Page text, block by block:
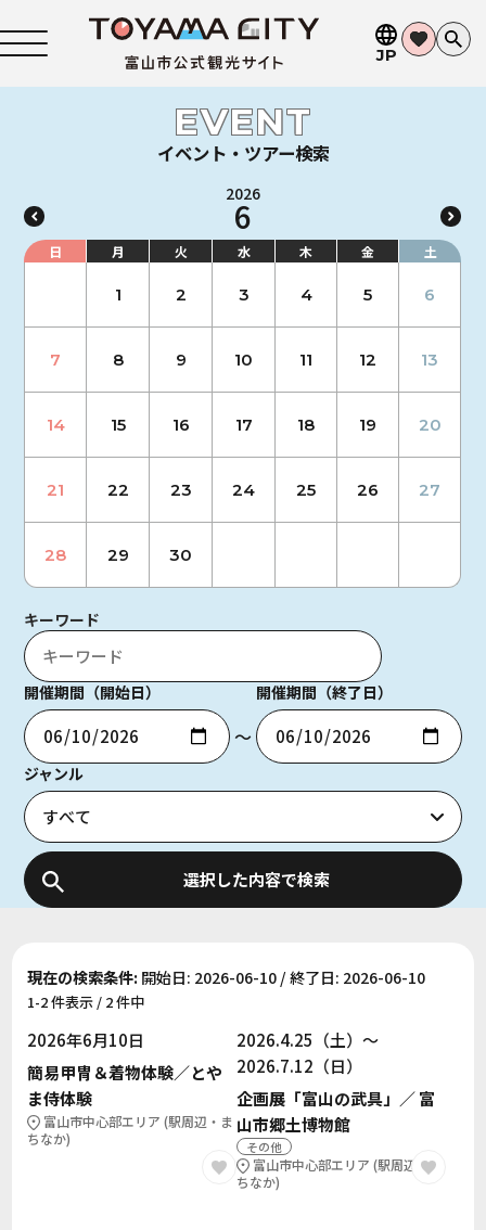
JP
イベント・ツアー検索
EVENT
2026
6
日 月 火 水 木 金 土
1 2 3 4 5 6
7 8 9 10 11 12 13
14 15 16 17 18 19 20
21 22 23 24 25 26 27
28 29 30
キーワード
開催期間（開始日）
〜
開催期間（終了日）
ジャンル
選択した内容で検索
現在の検索条件:開始日: 2026-06-10 / 終了日: 2026-06-10
1-2 件表示 / 2 件中
2026年6月10日
簡易甲冑＆着物体験／とや
ま侍体験
富山市中心部エリア (駅周辺・ま
ちなか)
2026.4.25（土）～
2026.7.12（日）
企画展「富山の武具」／ 富
山市郷土博物館
その他
富山市中心部エリア (駅周辺・ま
ちなか)